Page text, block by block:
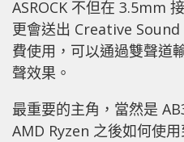
ASROCK 不但在 3.5mm
更會送出 Creative
費使用，可以通過雙聲道
聲效果。
最重要的主角，當然是
AMD Ryzen 之後如何使